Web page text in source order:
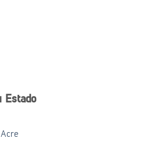
Estado